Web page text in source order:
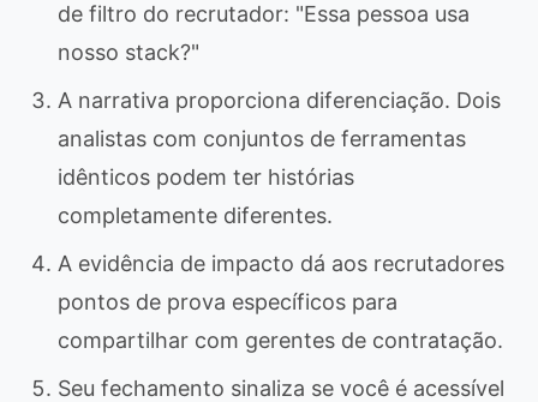
de filtro do recrutador: "Essa pessoa usa
nosso stack?"
A narrativa proporciona diferenciação. Dois
analistas com conjuntos de ferramentas
idênticos podem ter histórias
completamente diferentes.
A evidência de impacto dá aos recrutadores
pontos de prova específicos para
compartilhar com gerentes de contratação.
Seu fechamento sinaliza se você é acessível